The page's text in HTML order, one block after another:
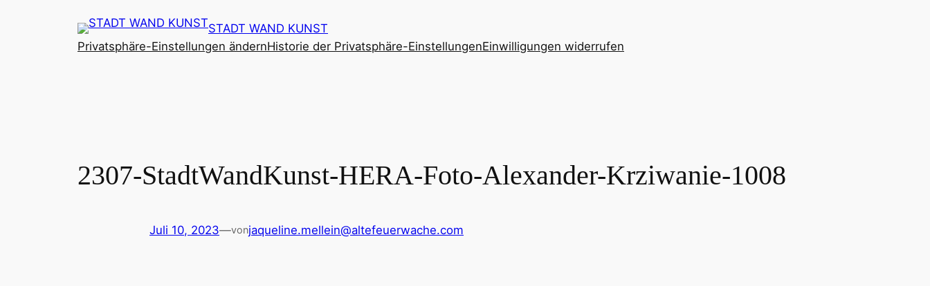
STADT WAND KUNST
Privatsphäre-Einstellungen ändernHistorie der Privatsphäre-EinstellungenEinwilligungen widerrufen
2307-StadtWandKunst-HERA-Foto-Alexander-Krziwanie-1008
Juli 10, 2023—vonjaqueline.mellein@altefeuerwache.com